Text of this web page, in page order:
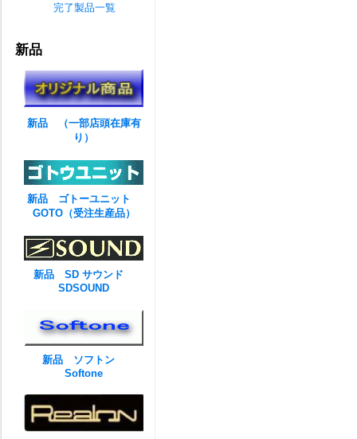
完了製品一覧
新品
新品 （一部店頭在庫有
り）
新品 ゴトーユニット
GOTO（受注生産品）
新品 SD サウンド
SDSOUND
新品 ソフトン
Softone